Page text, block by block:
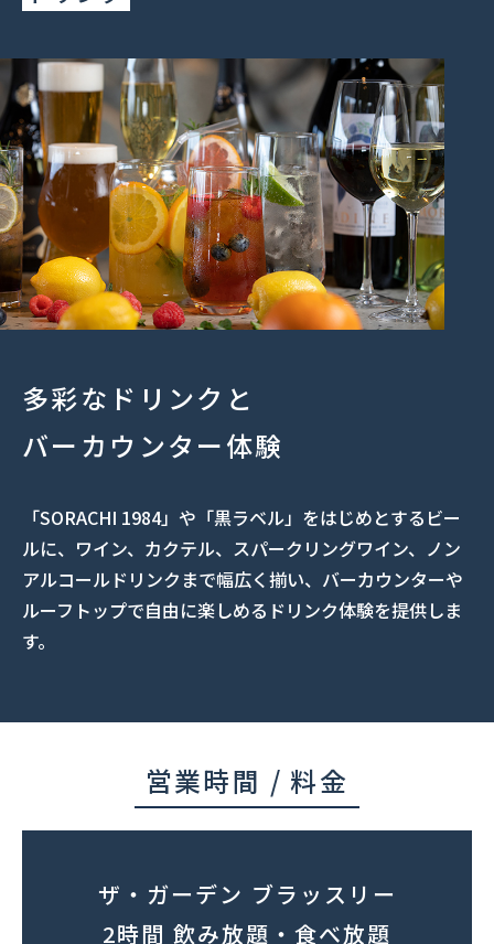
多彩なドリンクと
バーカウンター体験
「SORACHI 1984」や「黒ラベル」をはじめとするビー
ルに、ワイン、カクテル、スパークリングワイン、ノン
アルコールドリンクまで幅広く揃い、バーカウンターや
ルーフトップで自由に楽しめるドリンク体験を提供しま
す。
営業時間 / 料金
ザ・ガーデン ブラッスリー
2時間 飲み放題・食べ放題